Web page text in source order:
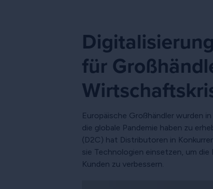
für
Europäische Großhändler wurden
die globale Pandemie haben zu
(D2C) hat Distributoren in
sie Technologien einsetzen, um
Kunden zu verbessern.